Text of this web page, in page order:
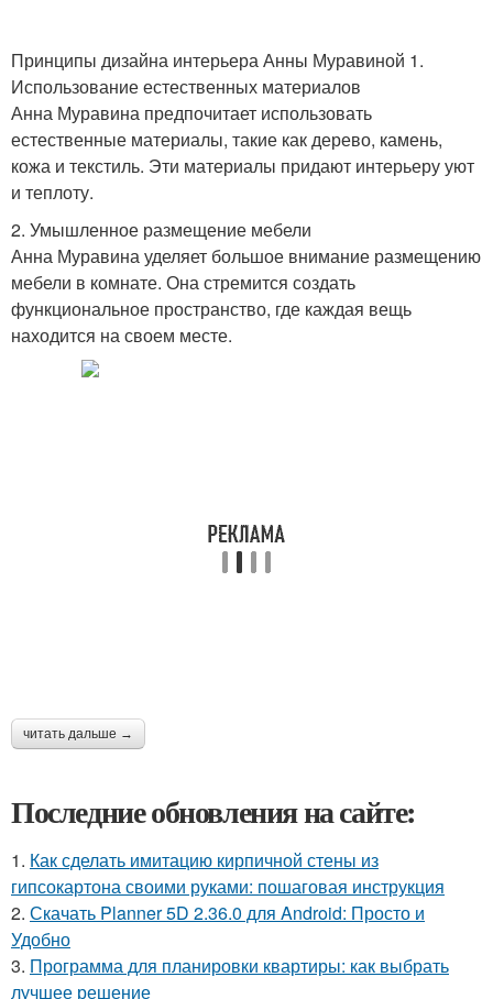
Принципы дизайна интерьера Анны Муравиной 1.
Использование естественных материалов
Анна Муравина предпочитает использовать
естественные материалы, такие как дерево, камень,
кожа и текстиль. Эти материалы придают интерьеру уют
и теплоту.
2. Умышленное размещение мебели
Анна Муравина уделяет большое внимание размещению
мебели в комнате. Она стремится создать
функциональное пространство, где каждая вещь
находится на своем месте.
читать дальше →
Последние обновления на сайте:
1. Как сделать имитацию кирпичной стены из
гипсокартона своими руками: пошаговая инструкция
2. Скачать Planner 5D 2.36.0 для Android: Просто и
Удобно
3. Программа для планировки квартиры: как выбрать
лучшее решение